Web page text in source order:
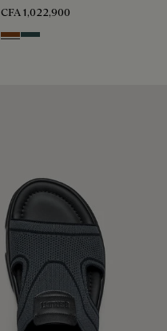
CFA 1,022,900
Cacao Intenso
Mysterious Grey